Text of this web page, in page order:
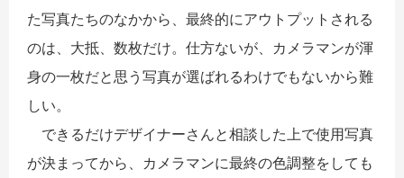
た写真たちのなかから、最終的にアウトプットされる
のは、大抵、数枚だけ。仕方ないが、カメラマンが渾
身の一枚だと思う写真が選ばれるわけでもないから難
しい。
できるだけデザイナーさんと相談した上で使用写真
が決まってから、カメラマンに最終の色調整をしても